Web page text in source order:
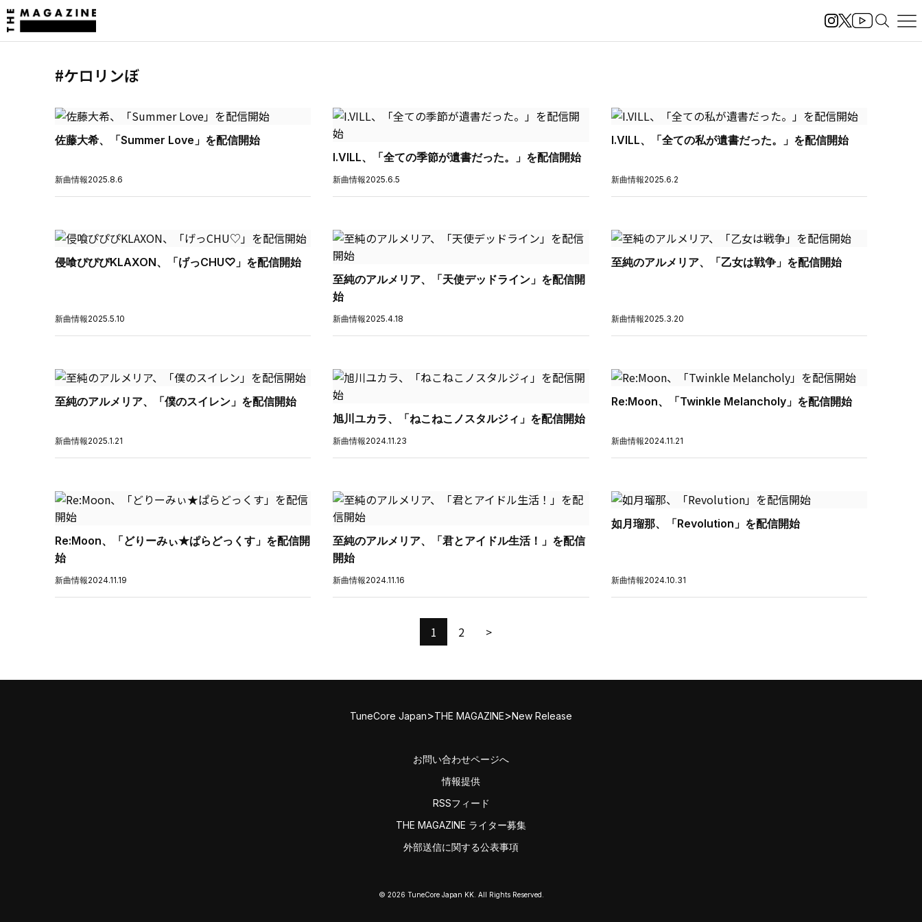
#ケロリンぼ
佐藤大希、「Summer Love」を配信開始
新曲情報2025.8.6
I.VILL、「全ての季節が遺書だった。」を配信開始
新曲情報2025.6.5
I.VILL、「全ての私が遺書だった。」を配信開始
新曲情報2025.6.2
侵喰ぴぴぴKLAXON、「げっCHU♡」を配信開始
新曲情報2025.5.10
至純のアルメリア、「天使デッドライン」を配信開
始
新曲情報2025.4.18
至純のアルメリア、「乙女は戦争」を配信開始
新曲情報2025.3.20
至純のアルメリア、「僕のスイレン」を配信開始
新曲情報2025.1.21
旭川ユカラ、「ねこねこノスタルジィ」を配信開始
新曲情報2024.11.23
Re:Moon、「Twinkle Melancholy」を配信開始
新曲情報2024.11.21
Re:Moon、「どりーみぃ★ぱらどっくす」を配信開
始
新曲情報2024.11.19
至純のアルメリア、「君とアイドル生活！」を配信
開始
新曲情報2024.11.16
如月瑠那、「Revolution」を配信開始
新曲情報2024.10.31
1 2 >
TuneCore Japan>THE MAGAZINE>New Release
お問い合わせページへ
情報提供
RSSフィード
THE MAGAZINE ライター募集
外部送信に関する公表事項
© 2026 TuneCore Japan KK. All Rights Reserved.